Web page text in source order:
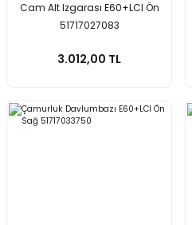
Cam Alt Izgarası E60+LCI Ön
51717027083
3.012,00 TL